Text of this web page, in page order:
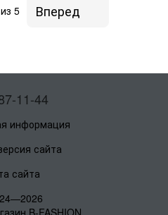
из 5 Вперед
11-44
информация
сайта
сайта
B-FASHION